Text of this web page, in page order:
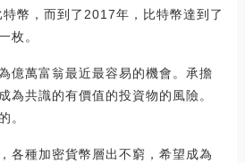
幣，而到了2017年，比特幣達到了
枚。
億萬富翁最近最容易的機會。承擔
為共識的有價值的投資物的風險。
。
各種加密貨幣層出不窮，希望成為